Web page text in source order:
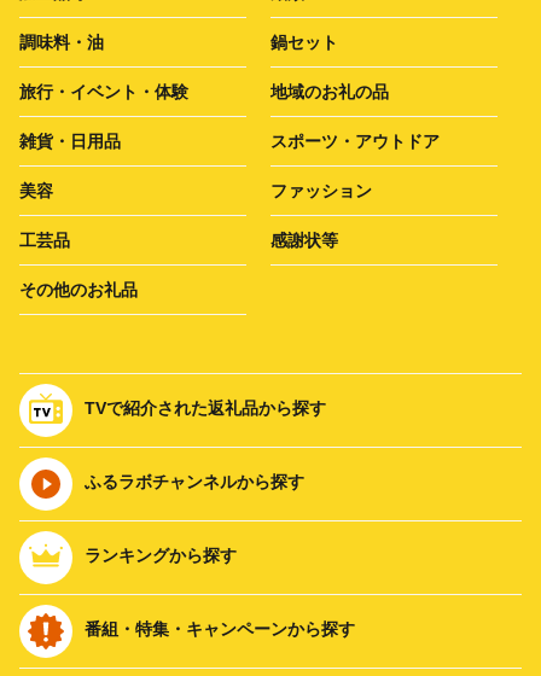
調味料・油 鍋セット
旅行・イベント・体験 地域のお礼の品
雑貨・日用品 スポーツ・アウトドア
美容 ファッション
工芸品 感謝状等
その他のお礼品
TVで紹介された返礼品から探す
ふるラボチャンネルから探す
ランキングから探す
番組・特集・キャンペーンから探す